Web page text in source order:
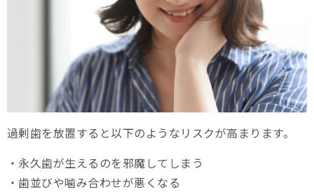
過剰歯を放置すると以下のようなリスクが高まります。
・永久歯が生えるのを邪魔してしまう
・歯並びや噛み合わせが悪くなる